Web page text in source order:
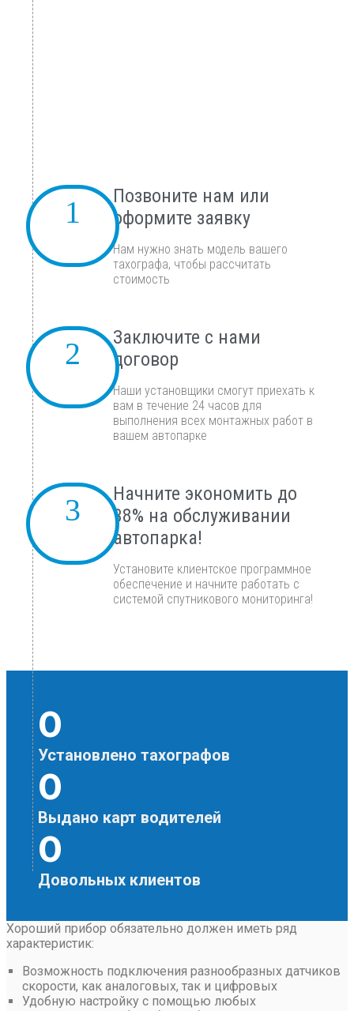
Позвоните нам или
оформите заявку
Нам нужно знать модель вашего
тахографа, чтобы рассчитать
стоимость
Заключите с нами
договор
Наши установщики смогут приехать к
вам в течение 24 часов для
выполнения всех монтажных работ в
вашем автопарке
Начните экономить до
38% на обслуживании
автопарка!
Установите клиентское программное
обеспечение и начните работать с
системой спутникового мониторинга!
0
Установлено тахографов
0
Выдано карт водителей
0
Довольных клиентов
Хороший прибор обязательно должен иметь ряд
характеристик:
Возможность подключения разнообразных датчиков
скорости, как аналоговых, так и цифровых
Удобную настройку с помощью любых